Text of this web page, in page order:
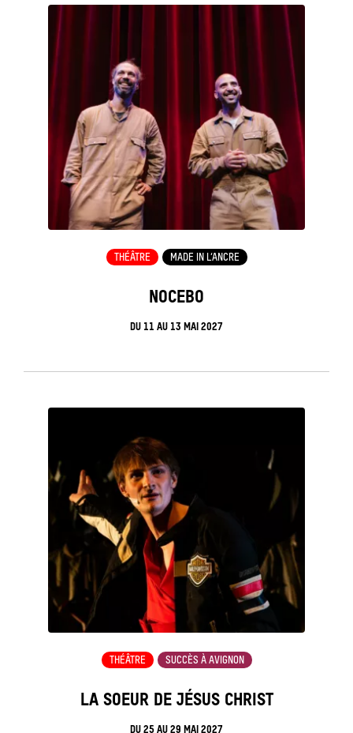
NOCEBO
DU 11 AU 13 MAI 2027
THÉÂTRE MADE IN L’ANCRE
LA SOEUR DE JÉSUS CHRIST
DU 25 AU 29 MAI 2027
THÉÂTRE SUCCÈS À AVIGNON